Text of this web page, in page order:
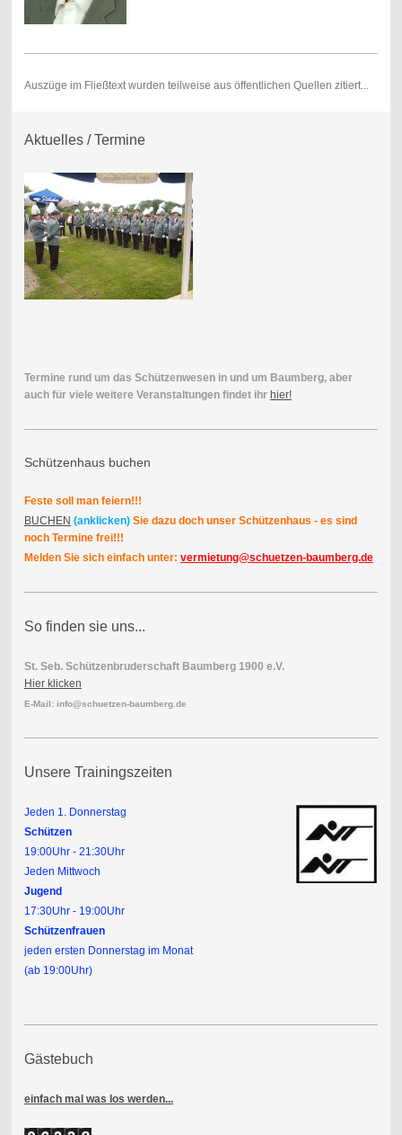
Auszüge im Fließtext wurden teilweise aus öffentlichen Quellen zitiert...
Aktuelles / Termine
Termine rund um das Schützenwesen in und um Baumberg, aber
auch für viele weitere Veranstaltungen findet ihr hier!
Schützenhaus buchen
Feste soll man feiern!!!
BUCHEN (anklicken) Sie dazu doch unser Schützenhaus - es sind
noch Termine frei!!!
Melden Sie sich einfach unter: vermietung@schuetzen-baumberg.de
So finden sie uns...
St. Seb. Schützenbruderschaft Baumberg 1900 e.V.
Hier klicken
E-Mail: info@schuetzen-baumberg.de
Unsere Trainingszeiten
Jeden 1. Donnerstag
Schützen
19:00Uhr - 21:30Uhr
Jeden Mittwoch
Jugend
17:30Uhr - 19:00Uhr
Schützenfrauen
jeden ersten Donnerstag im Monat
(ab 19:00Uhr)
Gästebuch
einfach mal was los werden...